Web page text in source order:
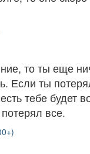
то ты еще
Если ты
тебе будет
все.